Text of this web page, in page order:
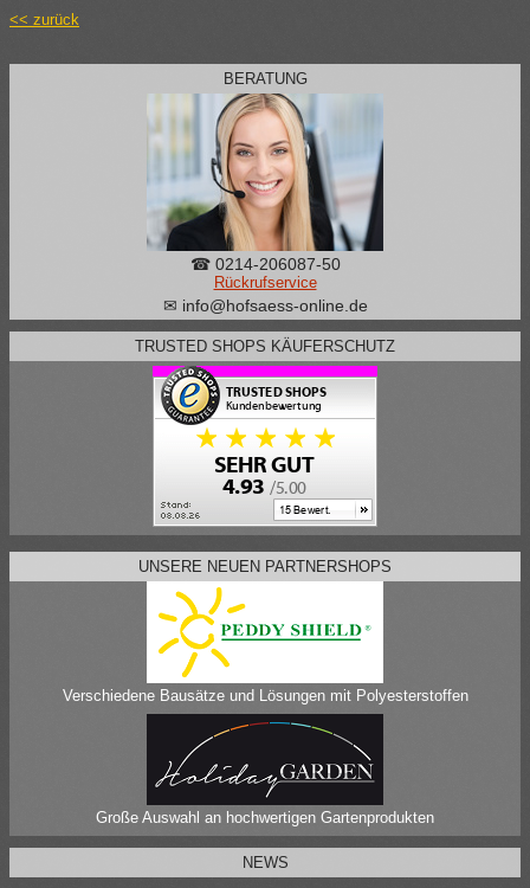
<< zurück
BERATUNG
☎ 0214-206087-50
Rückrufservice
✉ info@hofsaess-online.de
TRUSTED SHOPS KÄUFERSCHUTZ
UNSERE NEUEN PARTNERSHOPS
Verschiedene Bausätze und Lösungen mit Polyesterstoffen
Große Auswahl an hochwertigen Gartenprodukten
NEWS